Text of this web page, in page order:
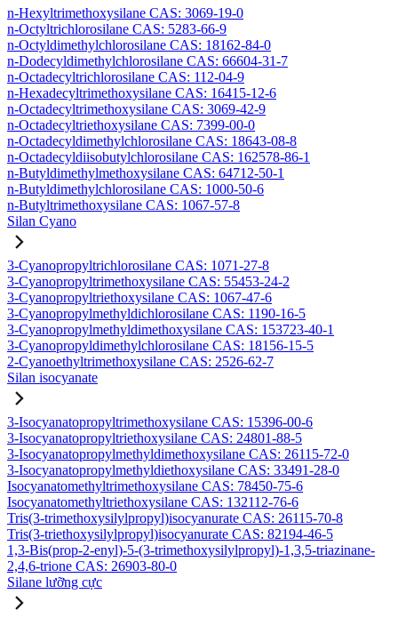
n-Hexyltrimethoxysilane CAS: 3069-19-0
n-Octyltrichlorosilane CAS: 5283-66-9
n-Octyldimethylchlorosilane CAS: 18162-84-0
n-Dodecyldimethylchlorosilane CAS: 66604-31-7
n-Octadecyltrichlorosilane CAS: 112-04-9
n-Hexadecyltrimethoxysilane CAS: 16415-12-6
n-Octadecyltrimethoxysilane CAS: 3069-42-9
n-Octadecyltriethoxysilane CAS: 7399-00-0
n-Octadecyldimethylchlorosilane CAS: 18643-08-8
n-Octadecyldiisobutylchlorosilane CAS: 162578-86-1
n-Butyldimethylmethoxysilane CAS: 64712-50-1
n-Butyldimethylchlorosilane CAS: 1000-50-6
n-Butyltrimethoxysilane CAS: 1067-57-8
Silan Cyano
3-Cyanopropyltrichlorosilane CAS: 1071-27-8
3-Cyanopropyltrimethoxysilane CAS: 55453-24-2
3-Cyanopropyltriethoxysilane CAS: 1067-47-6
3-Cyanopropylmethyldichlorosilane CAS: 1190-16-5
3-Cyanopropylmethyldimethoxysilane CAS: 153723-40-1
3-Cyanopropyldimethylchlorosilane CAS: 18156-15-5
2-Cyanoethyltrimethoxysilane CAS: 2526-62-7
Silan isocyanate
3-Isocyanatopropyltrimethoxysilane CAS: 15396-00-6
3-Isocyanatopropyltriethoxysilane CAS: 24801-88-5
3-Isocyanatopropylmethyldimethoxysilane CAS: 26115-72-0
3-Isocyanatopropylmethyldiethoxysilane CAS: 33491-28-0
Isocyanatomethyltrimethoxysilane CAS: 78450-75-6
Isocyanatomethyltriethoxysilane CAS: 132112-76-6
Tris(3-trimethoxysilylpropyl)isocyanurate CAS: 26115-70-8
Tris(3-triethoxysilylpropyl)isocyanurate CAS: 82194-46-5
1,3-Bis(prop-2-enyl)-5-(3-trimethoxysilylpropyl)-1,3,5-triazinane-
2,4,6-trione CAS: 26903-80-0
Silane lưỡng cực